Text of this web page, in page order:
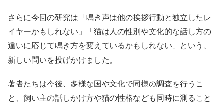
さらに今回の研究は「鳴き声は他の挨拶行動と独立したレ
イヤーかもしれない」「猫は人の性別や文化的な話し方の
違いに応じて鳴き方を変えているかもしれない」という、
新しい問いを投げかけました。
著者たちは今後、多様な国や文化で同様の調査を行うこ
と、飼い主の話しかけ方や猫の性格なども同時に測ること